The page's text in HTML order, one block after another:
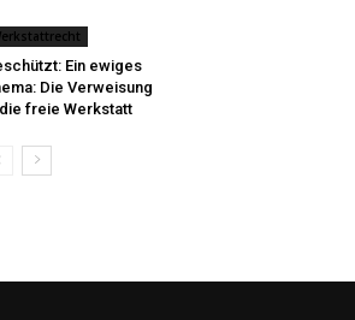
Ein ewiges
Die Verweisung
freie Werkstatt